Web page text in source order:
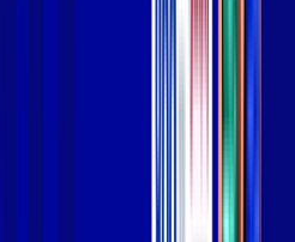
curtir e compartilhar à vontade